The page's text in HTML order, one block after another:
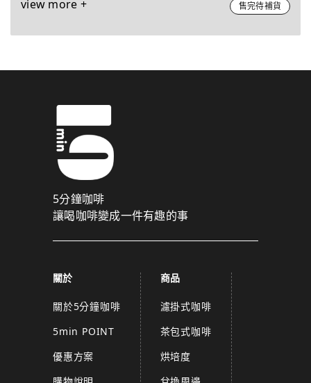
view more + 售完待補貨
5分鐘咖啡
讓喝咖啡變成一件有趣的事
關於
關於5分鐘咖啡
5min POINT
優惠方案
商品
濾掛式咖啡
茶包式咖啡
烘培度